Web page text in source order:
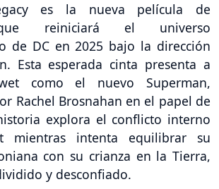
es la nueva película de
reiniciará el universo
de DC en 2025 bajo la dirección
Esta esperada cinta presenta a
como el nuevo Superman,
Rachel Brosnahan en el papel de
explora el conflicto interno
mientras intenta equilibrar su
con su crianza en la Tierra,
y desconfiado.